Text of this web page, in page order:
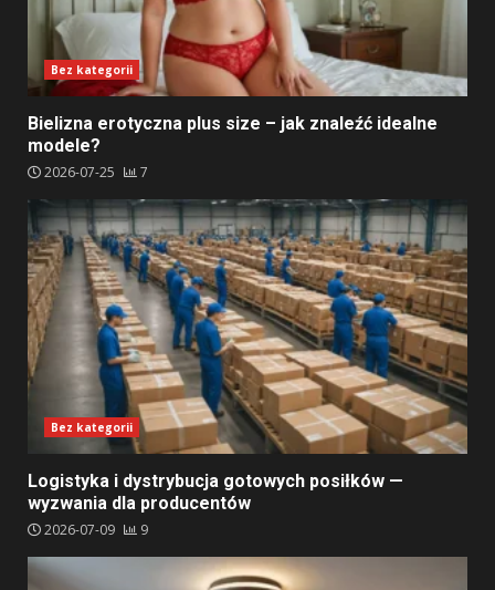
Bez kategorii
Bielizna erotyczna plus size – jak znaleźć idealne
modele?
2026-07-25 7
Bez kategorii
Logistyka i dystrybucja gotowych posiłków —
wyzwania dla producentów
2026-07-09 9